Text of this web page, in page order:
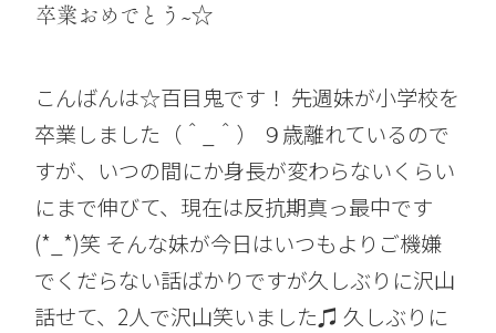
卒業おめでとう~☆
こんばんは☆百目鬼です！ 先週妹が小学校を
卒業しました（＾_＾） ９歳離れているので
すが、いつの間にか身長が変わらないくらい
にまで伸びて、現在は反抗期真っ最中です
(*_*)笑 そんな妹が今日はいつもよりご機嫌
でくだらない話ばかりですが久しぶりに沢山
話せて、2人で沢山笑いました♫ 久しぶりに